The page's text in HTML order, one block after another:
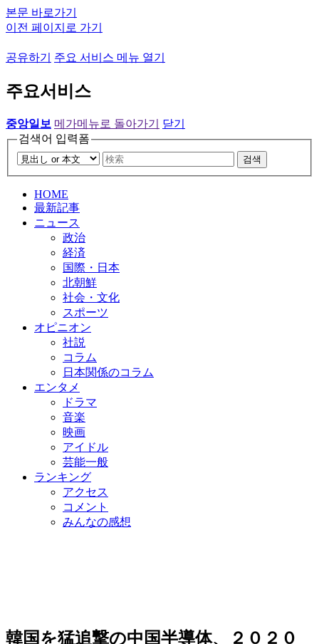
본문 바로가기
이전 페이지로 가기
공유하기 주요 서비스 메뉴 열기
주요서비스
중앙일보 메가메뉴로 돌아가기
닫기
검색어 입력폼
검색
HOME
最新記事
ニュース
政治
経済
国際・日本
北朝鮮
社会・文化
スポーツ
オピニオン
社説
コラム
日本関係のコラム
エンタメ
ドラマ
音楽
映画
アイドル
芸能一般
ランキング
アクセス
コメント
みんなの感想
韓国を猛追撃の中国半導体、２０２０